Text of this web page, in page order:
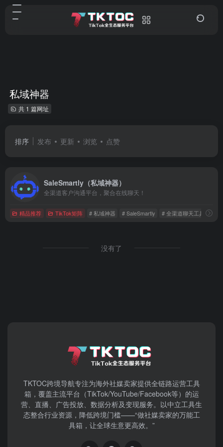
私域神器
共 1 篇网址
排序 发布 更新 浏览 点赞
SaleSmartly（私域神器）
全渠道客户沟通平台，聚合在线聊天！
精品推荐 TikTok矩阵 # 私域神器 # SaleSmartly # 全渠道聊天工具
没有了
TKTOC跨境导航​专注为海外社媒卖家提供全链路运营工具
箱，覆盖主流平台（TikTok/YouTube/Facebook等）​的运
营、直播、广告投放、数据分析及变现服务。以中立工具生
态整合行业资源，降低跨境门槛——“做社媒卖家的万能工
具箱，让全球生意更高效。”